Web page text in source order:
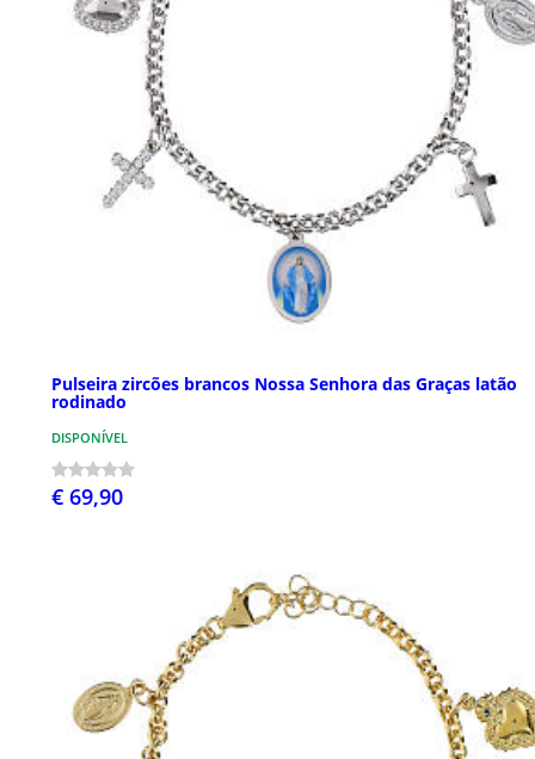
Pulseira zircões brancos Nossa Senhora das Graças latão
rodinado
DISPONÍVEL
€ 69,90